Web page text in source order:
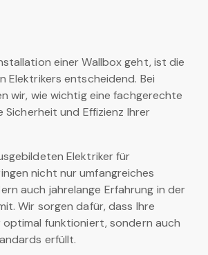
einer Wallbox geht, ist die
Elektrikers entscheidend. Bei
wir, wie wichtig eine fachgerechte
Sicherheit und Effizienz Ihrer
Elektriker für
nicht nur umfangreiches
auch jahrelange Erfahrung in der
Wir sorgen dafür, dass Ihre
optimal funktioniert, sondern auch
erfüllt.